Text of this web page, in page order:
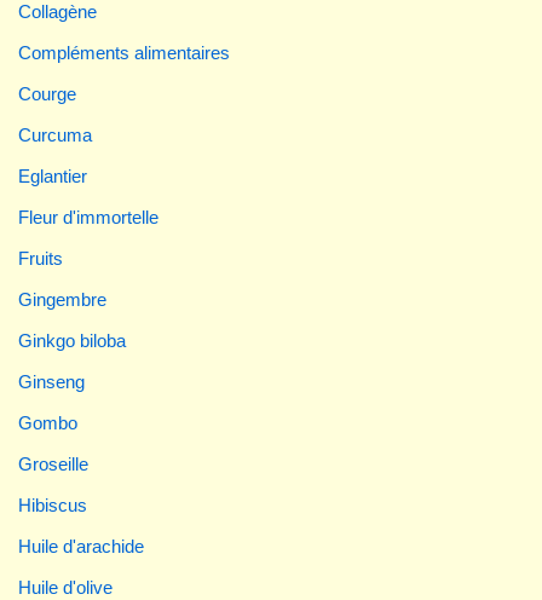
Collagène
Compléments alimentaires
Courge
Curcuma
Eglantier
Fleur d'immortelle
Fruits
Gingembre
Ginkgo biloba
Ginseng
Gombo
Groseille
Hibiscus
Huile d'arachide
Huile d'olive